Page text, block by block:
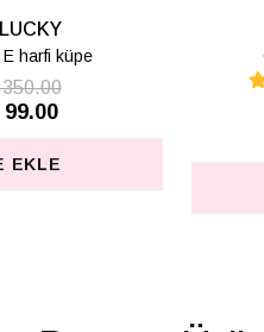
harfi lüpe
1 değerlendirme
99.00
EKLE